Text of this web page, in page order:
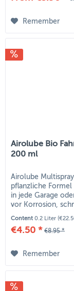
Remember
Airolube Bio
200 ml
Airolube
pflanzliche Formel
in jede Garage
vor Korrosion,
Content0.2 Liter
€4.50 * €8.95 *
Remember